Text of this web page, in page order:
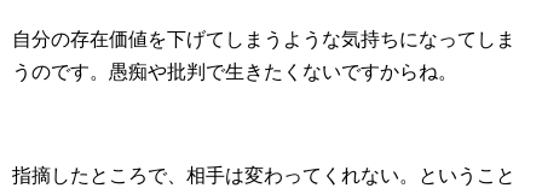
自分の存在価値を下げてしまうような気持ちになってしま
うのです。愚痴や批判で生きたくないですからね。
指摘したところで、相手は変わってくれない。ということ